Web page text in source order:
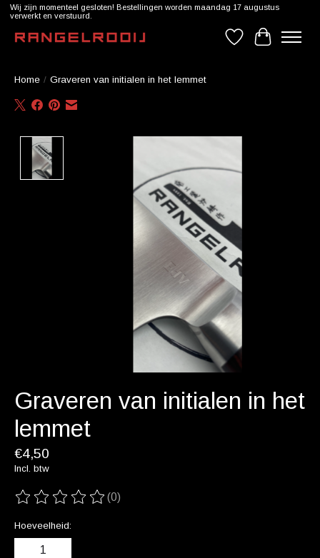
Wij zijn momenteel gesloten! Bestellingen worden maandag 17 augustus
verwerkt en verstuurd.
Verlanglijst
Home / Graveren van initialen in het lemmet
Graveren van initialen in het
lemmet
€4,50
Incl. btw
De beoordeling van dit product is
(0)
Hoeveelheid: